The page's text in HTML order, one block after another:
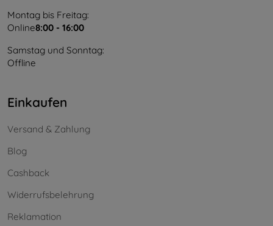
Montag bis Freitag:
Online8:00 - 16:00
Samstag und Sonntag:
Offline
Einkaufen
Versand & Zahlung
Blog
Cashback
Widerrufsbelehrung
Reklamation